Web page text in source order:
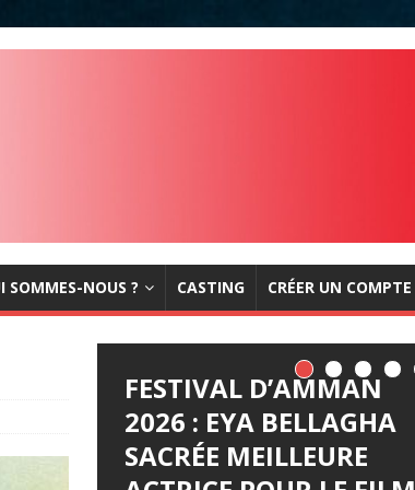
SOMMES-NOUS ? CASTING CRÉER UN COMPTE
FESTIVAL D’AMMAN
2026 : EYA BELLAGHA
SACRÉE MEILLEURE